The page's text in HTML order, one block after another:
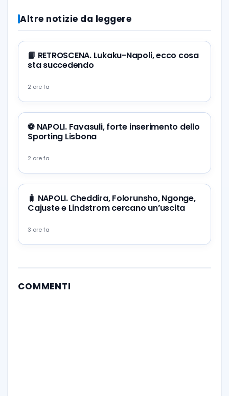
Altre notizie da leggere
📘 RETROSCENA. Lukaku-Napoli, ecco cosa
sta succedendo
2 ore fa
⚽️ NAPOLI. Favasuli, forte inserimento dello
Sporting Lisbona
2 ore fa
🧳 NAPOLI. Cheddira, Folorunsho, Ngonge,
Cajuste e Lindstrom cercano un’uscita
3 ore fa
COMMENTI